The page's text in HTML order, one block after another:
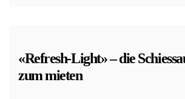
«Refresh-Light» – die
zum mieten